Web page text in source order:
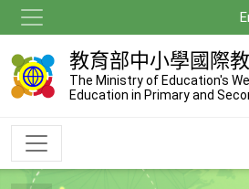
到
主
要
內
教育部中小學國際
The Ministry of Education's
Education in Primary and